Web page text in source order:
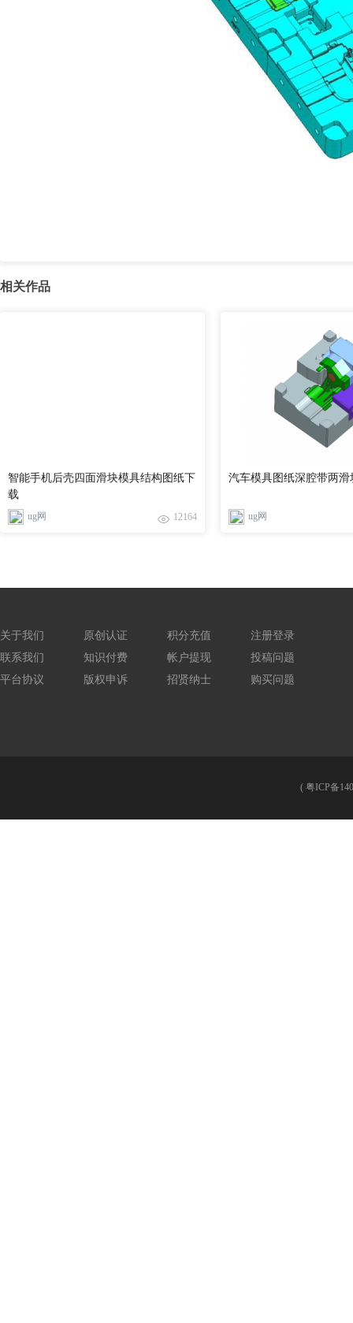
相关作品
智能手机后壳四面滑块模具结构图纸下
载
ug网 12164
汽车模具图纸深腔带两滑
ug网
关于我们
联系我们
平台协议
原创认证
知识付费
版权申诉
积分充值
帐户提现
招贤纳士
注册登录
投稿问题
购买问题
( 粤ICP备